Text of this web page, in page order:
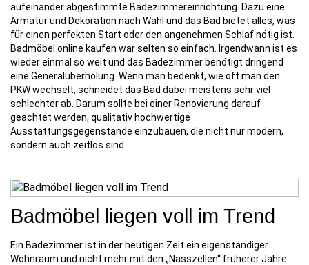
aufeinander abgestimmte Badezimmereinrichtung. Dazu eine
Armatur und Dekoration nach Wahl und das Bad bietet alles, was
für einen perfekten Start oder den angenehmen Schlaf nötig ist.
Badmöbel online kaufen war selten so einfach. Irgendwann ist es
wieder einmal so weit und das Badezimmer benötigt dringend
eine Generalüberholung. Wenn man bedenkt, wie oft man den
PKW wechselt, schneidet das Bad dabei meistens sehr viel
schlechter ab. Darum sollte bei einer Renovierung darauf
geachtet werden, qualitativ hochwertige
Ausstattungsgegenstände einzubauen, die nicht nur modern,
sondern auch zeitlos sind.
Badmöbel liegen voll im Trend
Ein Badezimmer ist in der heutigen Zeit ein eigenständiger
Wohnraum und nicht mehr mit den „Nasszellen“ früherer Jahre